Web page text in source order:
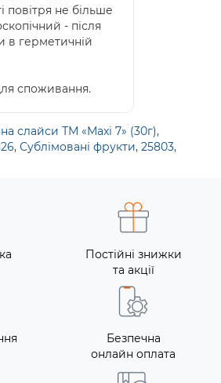
повітря не більше
- після
в герметичній
споживання.
слайси ТМ «Maxi 7» (30г),
, Сублімовані фрукти, 25803,
Постійні знижки
та акції
Безпечна
онлайн оплата